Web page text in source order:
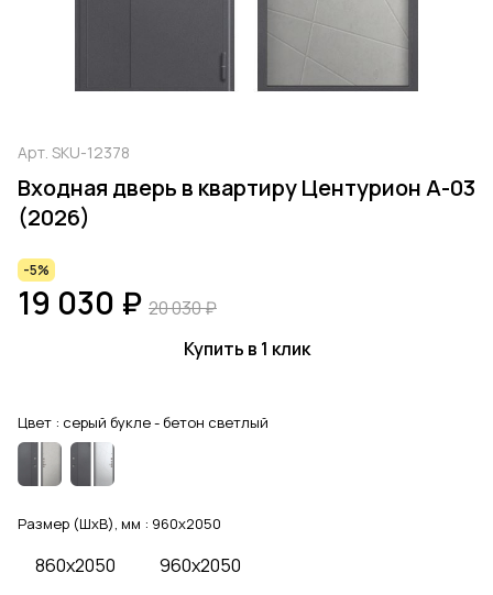
Арт. SKU-12378
Входная дверь в квартиру Центурион А-03
(2026)
-5%
19 030 ₽ 20 030 ₽
Купить в 1 клик
Цвет : серый букле - бетон светлый
Размер (ШхВ), мм : 960x2050
860x2050 960x2050